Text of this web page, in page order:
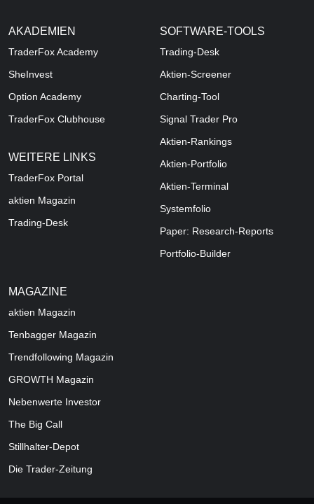
AKADEMIEN
TraderFox Academy
SheInvest
Option Academy
TraderFox Clubhouse
WEITERE LINKS
TraderFox Portal
aktien Magazin
Trading-Desk
SOFTWARE-TOOLS
Trading-Desk
Aktien-Screener
Charting-Tool
Signal Trader Pro
Aktien-Rankings
Aktien-Portfolio
Aktien-Terminal
Systemfolio
Paper: Research-Reports
Portfolio-Builder
MAGAZINE
aktien Magazin
Tenbagger Magazin
Trendfollowing Magazin
GROWTH Magazin
Nebenwerte Investor
The Big Call
Stillhalter-Depot
Die Trader-Zeitung